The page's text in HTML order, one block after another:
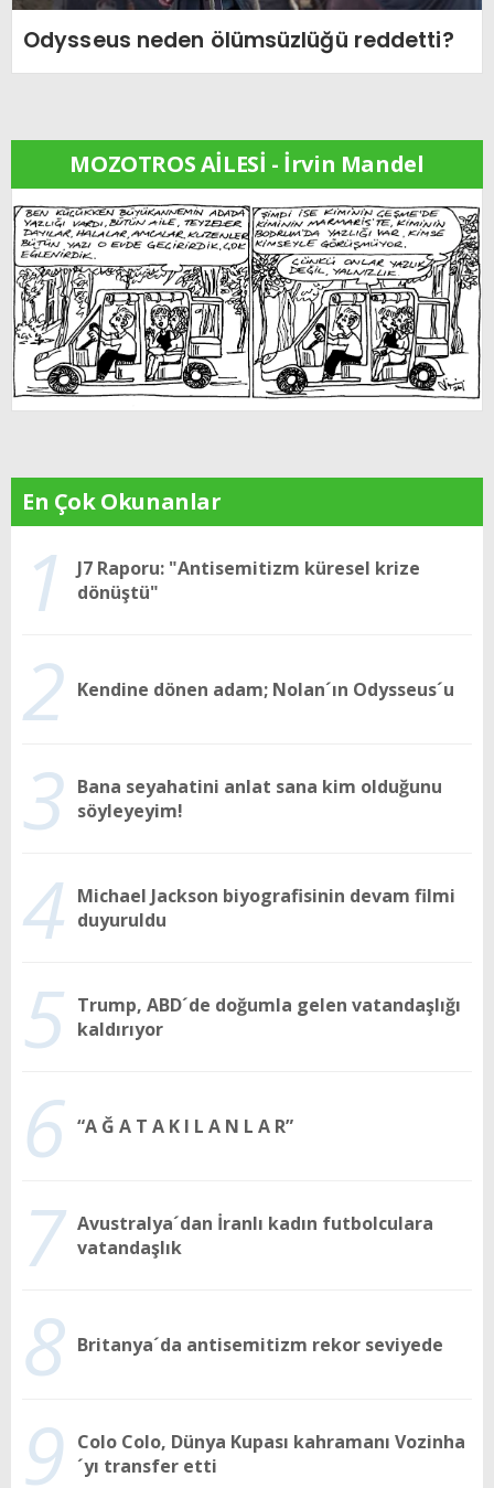
Odysseus neden ölümsüzlüğü reddetti?
MOZOTROS AİLESİ - İrvin Mandel
En Çok Okunanlar
1
J7 Raporu: "Antisemitizm küresel krize
dönüştü"
2 Kendine dönen adam; Nolan´ın Odysseus´u
3 Bana seyahatini anlat sana kim olduğunu
söyleyeyim!
4 Michael Jackson biyografisinin devam filmi
duyuruldu
5 Trump, ABD´de doğumla gelen vatandaşlığı
kaldırıyor
6 “A Ğ A T A K I L A N L A R”
7 Avustralya´dan İranlı kadın futbolculara
vatandaşlık
8 Britanya´da antisemitizm rekor seviyede
9
Colo Colo, Dünya Kupası kahramanı Vozinha
´yı transfer etti